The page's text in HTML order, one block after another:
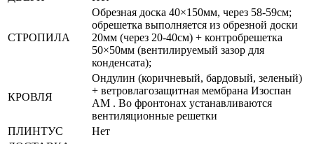
СТРОПИЛА
Обрезная доска 40×150мм, через 58-59см;
обрешетка выполняется из обрезной доски
20мм (через 20-40см) + контробрешетка
50×50мм (вентилируемый зазор для
конденсата);
КРОВЛЯ
Ондулин (коричневый, бардовый, зеленый)
+ ветровлагозащитная мембрана Изоспан
АМ . Во фронтонах устанавливаются
вентиляционные решетки
ПЛИНТУС
Нет